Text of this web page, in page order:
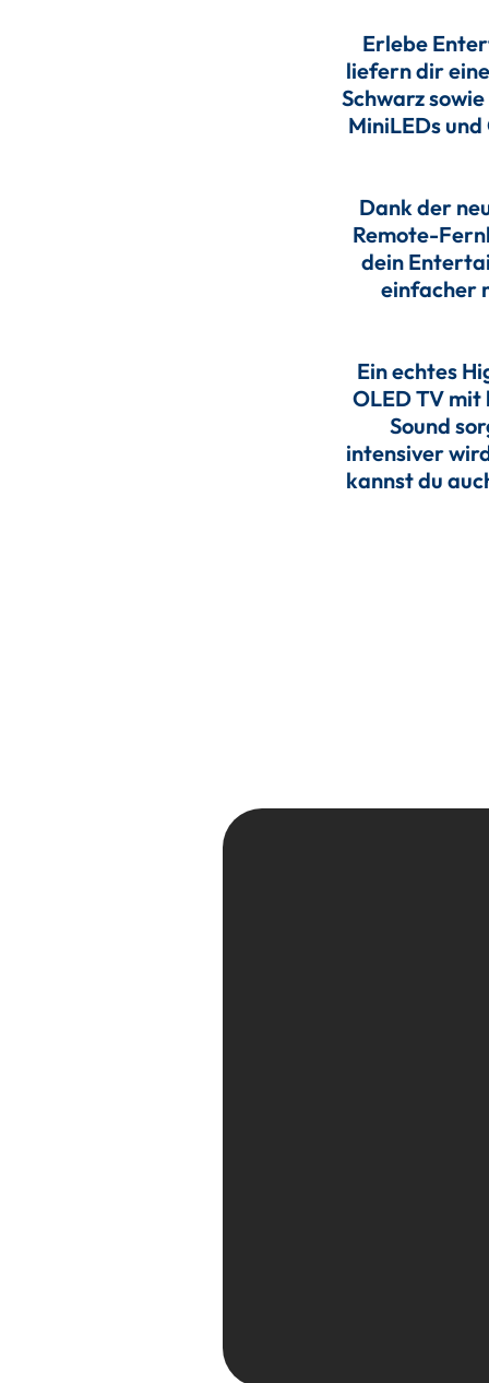
Erlebe
liefern dir
Schwarz
MiniLEDs
Dank der
Remote-
dein
einfacher
Ein echtes
OLED TV
Sound
intensiver
kannst du